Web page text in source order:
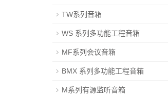
TW系列音箱
WS 系列多功能工程音箱
MF系列会议音箱
BMX 系列多功能工程音箱
M系列有源监听音箱